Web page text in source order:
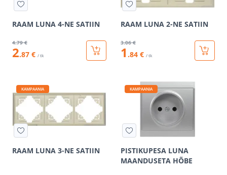
RAAM LUNA 4-NE SATIIN
4.79 €
2.87 € / tk
RAAM LUNA 2-NE SATIIN
3.06 €
1 .84 € / tk
KAMPAANIA
RAAM LUNA 3-NE SATIIN
KAMPAANIA
PISTIKUPESA LUNA
MAANDUSETA HÕBE